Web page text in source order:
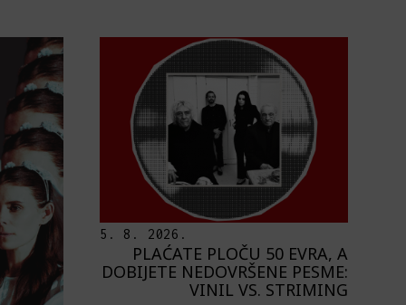
5. 8. 2026.
PLAĆATE PLOČU 50 EVRA, A
DOBIJETE NEDOVRŠENE PESME:
VINIL VS. STRIMING